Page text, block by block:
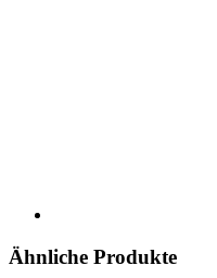
Ähnliche Produkte